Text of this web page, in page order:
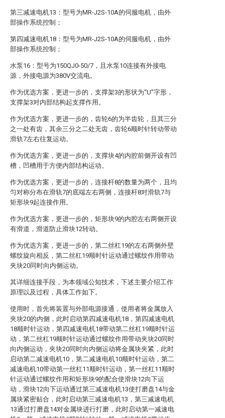
第三减速电机13：型号为MR-J2S-10A的伺服电机，由外
部操作系统控制；
第四减速电机18：型号为MR-J2S-10A的伺服电机，由外
部操作系统控制；
水泵16：型号为150QJ0-50/7，且水泵10连接有外接电
源，外接电源为380V交流电。
作为优选方案，更进一步的，支撑架3的形状为“U”字形，
支撑架3对内部结构起支撑作用。
作为优选方案，更进一步的，齿轮6的为半齿轮，且其三分
之一处有齿，其余三分之二处无齿，齿轮6顺时针转动带动
滑轨7左右往复运动。
作为优选方案，更进一步的，支撑块4的内腔前侧开设有凹
槽，凹槽用于方便内部结构运动。
作为优选方案，更进一步的，连接杆8的数量为两个，且均
匀对称分布在滑轨7的底端左右两侧，连接杆8对滑轨7与
矩形块9起连接作用。
作为优选方案，更进一步的，矩形块9的内腔左右两侧开设
有滑道，滑道防止滑块12转动。
作为优选方案，更进一步的，第二丝杠19的左右两侧外壁
螺纹旋向相反，第二丝杠19顺时针运动通过螺纹作用带动
夹块20同时向内侧运动。
其详细连接手段，为本领域公知技术，下述主要介绍工作
原理以及过程，具体工作如下。
使用时，首先将装置与外部电源接通，使用者将金属放入
夹块20的内侧，此时启动第四减速电机18，第四减速电机
18顺时针运动，第四减速电机18带动第二丝杠19顺时针运
动，第二丝杠19顺时针运动通过螺纹作用带动夹块20同时
向内侧运动，夹块20同时向内侧运动将金属块夹紧，此时
启动第二减速电机10，第二减速电机10顺时针运动，第二
减速电机10带动第一丝杠11顺时针运动，第一丝杠11顺时
针运动通过螺纹作用和矩形块9的配合使滑块12向下运
动，滑块12向下运动通过第三减速电机13使打磨盘14与金
属块紧密贴合，此时启动第三减速电机13，第三减速电机
13通过打磨盘14对金属块进行打磨，此时启动第一减速电